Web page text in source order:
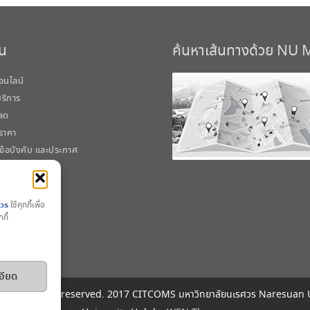
รใช้คุกกี้เพื่อ
กี้
ยด
นไลน์
การ
ด
คา
อบังคับ และประกาศ
ค้นหาเส้นทางด้วย NU
All rights reserved. 2017 CITCOMS มหาวิทยาลัยนเรศวร Naresuan